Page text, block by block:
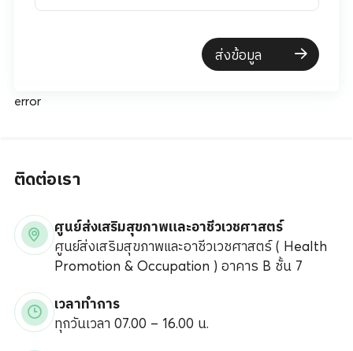
ส่งข้อมูล
error
ติดต่อเรา
ศูนย์ส่งเสริมสุขภาพและอาชีวเวชศาสตร์
ศูนย์ส่งเสริมสุขภาพและอาชีวเวชศาสตร์ ( Health
Promotion & Occupation ) อาคาร B ชั้น 7
เวลาทำการ
ทุกวันเวลา 07.00 – 16.00 น.